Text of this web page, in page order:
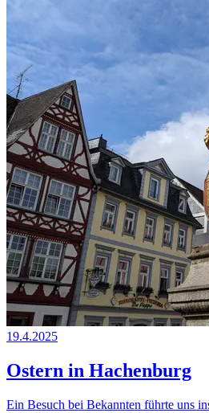
19.4.2025
Ostern in Hachenburg
Ein Besuch bei Bekannten führte uns